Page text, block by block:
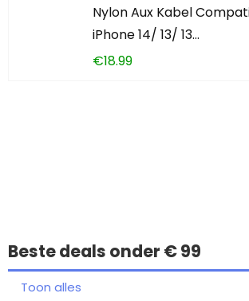
Nylon Aux Kabel
iPhone 14/ 13/ 13…
€18.99
Beste deals onder € 99
Toon alles